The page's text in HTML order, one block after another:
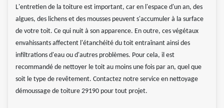
L'entretien de la toiture est important, car en l'espace d'un an, des
algues, des lichens et des mousses peuvent s'accumuler à la surface
de votre toit. Ce qui nuit à son apparence. En outre, ces végétaux
envahissants affectent l'étanchéité du toit entraînant ainsi des
infiltrations d'eau ou d'autres problèmes. Pour cela, il est
recommandé de nettoyer le toit au moins une fois par an, quel que
soit le type de revêtement. Contactez notre service en nettoyage
démoussage de toiture 29190 pour tout projet.